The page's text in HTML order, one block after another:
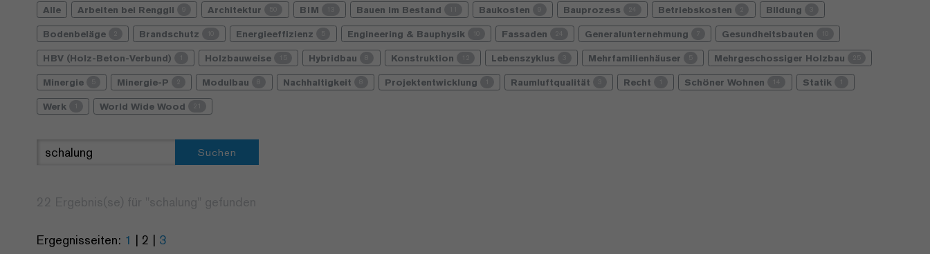
Alle Arbeiten bei Renggli Architektur BIM Bauen im Bestand Baukosten Bauprozess Betriebskosten Bildung
Bodenbeläge Brandschutz Energieeffizienz Engineering & Bauphysik Fassaden Generalunternehmung Gesundheitsbauten
HBV (Holz-Beton-Verbund) Holzbauweise Hybridbau Konstruktion Lebenszyklus Mehrfamilienhäuser Mehrgeschossiger Holzbau
Minergie Minergie-P Modulbau Nachhaltigkeit Projektentwicklung Raumluftqualität Recht Schöner Wohnen Statik
Werk World Wide Wood
Suchen
Ergegnisseiten: 1 | 2 | 3